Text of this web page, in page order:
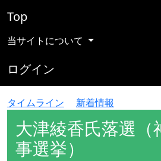
Top
当サイトについて
ログイン
タイムライン 新着情報
大津綾香氏落選（
事選挙）